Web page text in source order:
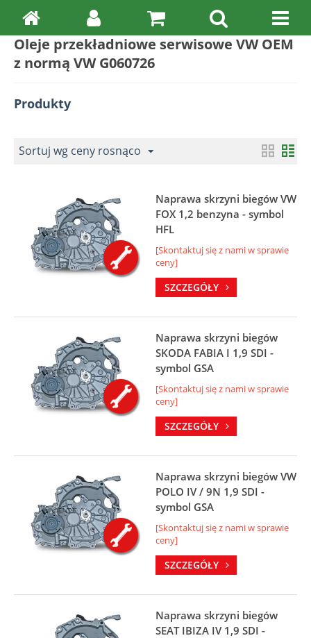
Oleje przekładniowe serwisowe VW OEM
z normą VW G060726
Produkty
Sortuj wg ceny rosnąco
Naprawa skrzyni biegów VW
FOX 1,2 benzyna - symbol
HFL
[Skontaktuj się z nami w sprawie
ceny]
SZCZEGÓŁY
Naprawa skrzyni biegów
SKODA FABIA I 1,9 SDI -
symbol GSA
[Skontaktuj się z nami w sprawie
ceny]
SZCZEGÓŁY
Naprawa skrzyni biegów VW
POLO IV / 9N 1,9 SDI -
symbol GSA
[Skontaktuj się z nami w sprawie
ceny]
SZCZEGÓŁY
Naprawa skrzyni biegów
SEAT IBIZA IV 1,9 SDI -